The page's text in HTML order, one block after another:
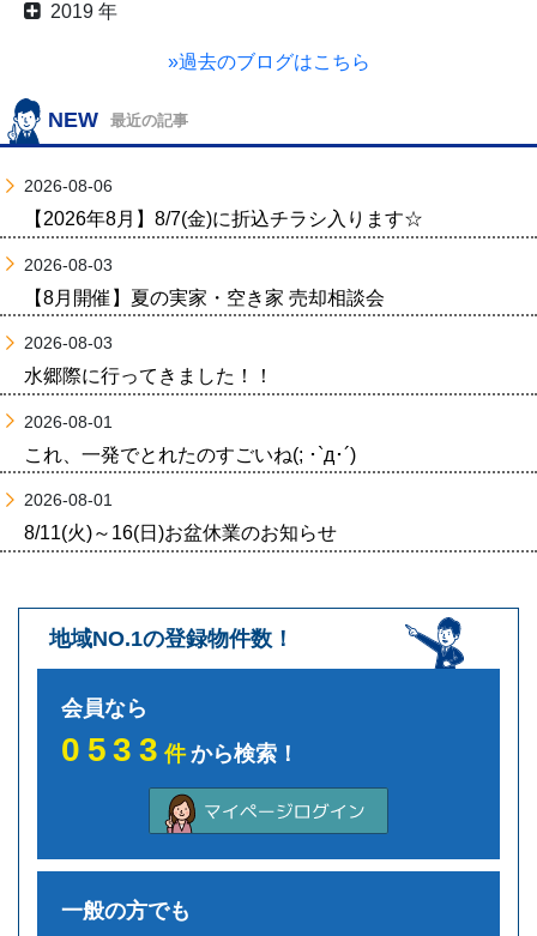
2019 年
»過去のブログはこちら
NEW 最近の記事
2026-08-06
【2026年8月】8/7(金)に折込チラシ入ります☆
2026-08-03
【8月開催】夏の実家・空き家 売却相談会
2026-08-03
水郷際に行ってきました！！
2026-08-01
これ、一発でとれたのすごいね(; ･`д･´)
2026-08-01
8/11(火)～16(日)お盆休業のお知らせ
地域NO.1の登録物件数！
会員なら
0533件から検索！
一般の方でも